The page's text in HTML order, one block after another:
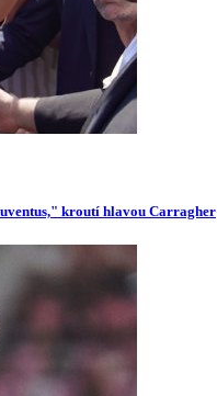
kroutí hlavou Carragher